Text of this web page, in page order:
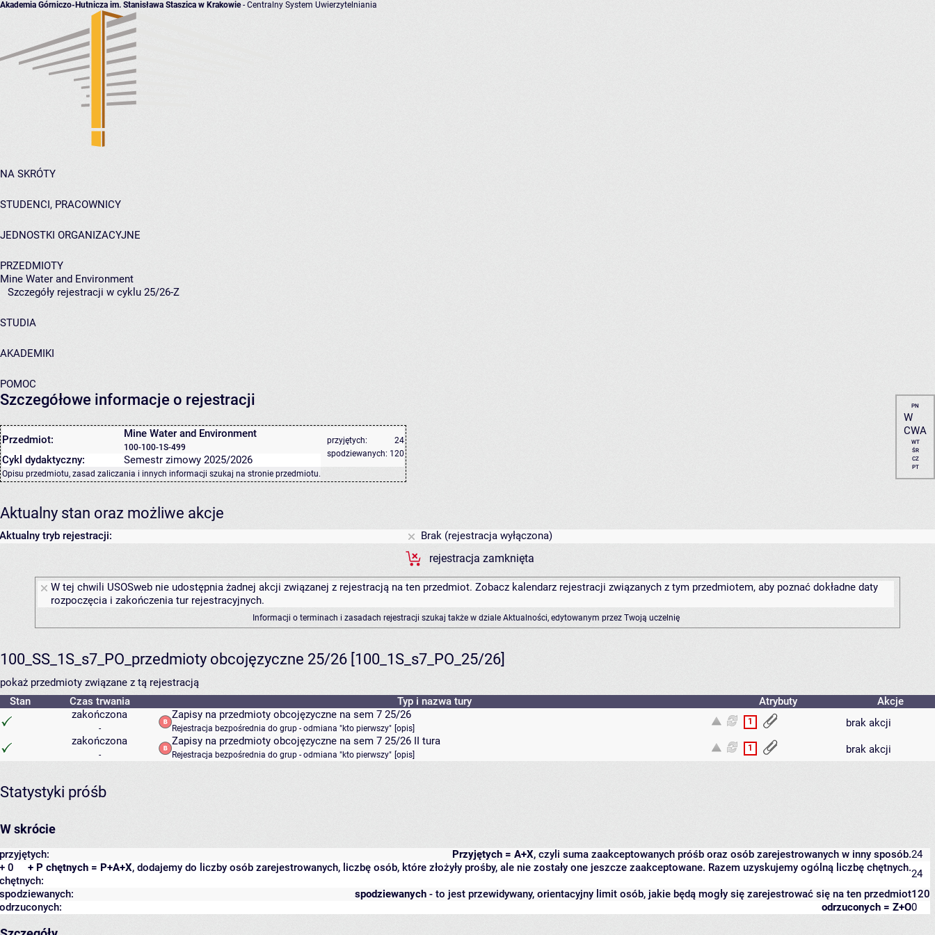
Akademia Górniczo-Hutnicza im. Stanisława Staszica w Krakowie- Centralny System Uwierzytelniania
NA SKRÓTY
STUDENCI, PRACOWNICY
JEDNOSTKI ORGANIZACYJNE
PRZEDMIOTY
Mine Water and Environment
Szczegóły rejestracji w cyklu 25/26-Z
STUDIA
AKADEMIKI
POMOC
Szczegółowe informacje o rejestracji
Przedmiot: Mine Water and Environment
100-100-1S-499
przyjętych:
24
spodziewanych: 120
Cykl dydaktyczny: Semestr zimowy 2025/2026
Opisu przedmiotu, zasad zaliczania i innych informacji szukaj na stronie przedmiotu.
PN
W
CWA
WT
ŚR
CZ
PT
Aktualny stan oraz możliwe akcje
Aktualny tryb rejestracji:
Brak (rejestracja wyłączona)
rejestracja zamknięta
W tej chwili USOSweb nie udostępnia żadnej akcji związanej z rejestracją na ten przedmiot. Zobacz kalendarz rejestracji związanych z tym przedmiotem, aby poznać dokładne daty
rozpoczęcia i zakończenia tur rejestracyjnych.
Informacji o terminach i zasadach rejestracji szukaj także w dziale Aktualności, edytowanym przez Twoją uczelnię
100_SS_1S_s7_PO_przedmioty obcojęzyczne 25/26 [100_1S_s7_PO_25/26]
pokaż przedmioty związane z tą rejestracją
Stan
Czas trwania Typ i nazwa tury Atrybuty
Akcje
zakończona
-
Zapisy na przedmioty obcojęzyczne na sem 7 25/26
Rejestracja bezpośrednia do grup - odmiana "kto pierwszy" opis
1
brak akcji
zakończona
-
Zapisy na przedmioty obcojęzyczne na sem 7 25/26 II tura
Rejestracja bezpośrednia do grup - odmiana "kto pierwszy" opis
1 brak akcji
Statystyki próśb
W skrócie
Przyjętych = A+X, czyli suma zaakceptowanych próśb oraz osób zarejestrowanych w inny sposób.
przyjętych:
24
+ P chętnych = P+A+X, dodajemy do liczby osób zarejestrowanych, liczbę osób, które złożyły prośby, ale nie zostały one jeszcze zaakceptowane. Razem uzyskujemy ogólną liczbę chętnych.
+ 0
chętnych:
24
spodziewanych - to jest przewidywany, orientacyjny limit osób, jakie będą mogły się zarejestrować się na ten przedmiot
spodziewanych:
120
odrzuconych = Z+O
odrzuconych: 0